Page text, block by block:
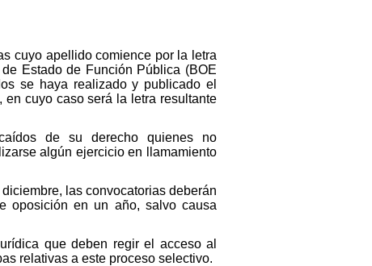
cuyo apellido comience por la letra
Estado de Función Pública (BOE
se haya realizado y publicado el
cuyo caso será la letra resultante
de su derecho quienes no
algún ejercicio en llamamiento
las convocatorias deberán
oposición en un año, salvo causa
que deben regir el acceso al
relativas a este proceso selectivo.